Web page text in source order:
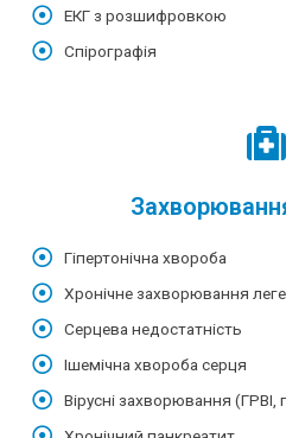
ЕКГ з розшифровкою
Спірографія
Гіпертонічна хвороба
Хронічне захворювання
Серцева недостатність
Ішемічна хвороба серця
Вірусні захворювання (ГРВІ,